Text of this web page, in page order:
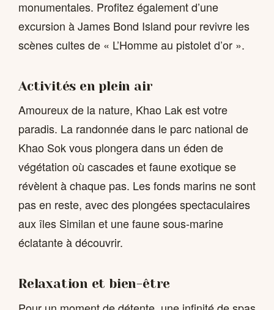
monumentales. Profitez également d’une
excursion à James Bond Island pour revivre les
scènes cultes de « L’Homme au pistolet d’or ».
Activités en plein air
Amoureux de la nature, Khao Lak est votre
paradis. La randonnée dans le parc national de
Khao Sok vous plongera dans un éden de
végétation où cascades et faune exotique se
révèlent à chaque pas. Les fonds marins ne sont
pas en reste, avec des plongées spectaculaires
aux îles Similan et une faune sous-marine
éclatante à découvrir.
Relaxation et bien-être